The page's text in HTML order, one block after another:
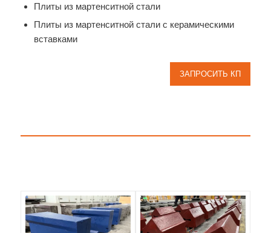
Плиты из мартенситной стали
Плиты из мартенситной стали с керамическими
вставками
ЗАПРОСИТЬ КП